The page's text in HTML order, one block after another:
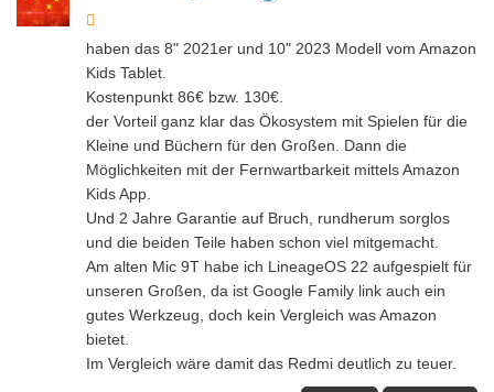
haben das 8" 2021er und 10" 2023 Modell vom Amazon
Kids Tablet.
Kostenpunkt 86€ bzw. 130€.
der Vorteil ganz klar das Ökosystem mit Spielen für die
Kleine und Büchern für den Großen. Dann die
Möglichkeiten mit der Fernwartbarkeit mittels Amazon
Kids App.
Und 2 Jahre Garantie auf Bruch, rundherum sorglos
und die beiden Teile haben schon viel mitgemacht.
Am alten Mic 9T habe ich LineageOS 22 aufgespielt für
unseren Großen, da ist Google Family link auch ein
gutes Werkzeug, doch kein Vergleich was Amazon
bietet.
Im Vergleich wäre damit das Redmi deutlich zu teuer.